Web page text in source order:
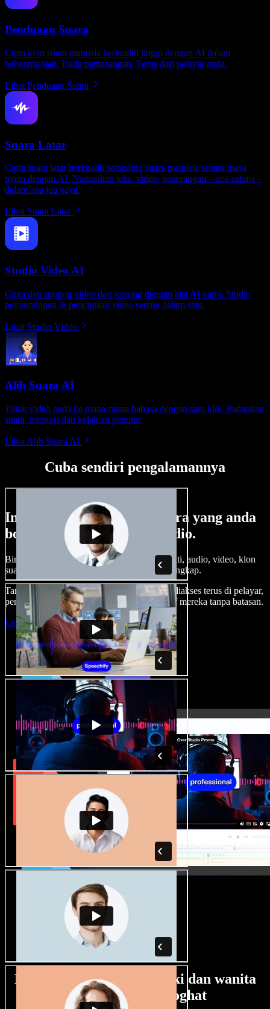
Penduaan Suara
Cipta klon suara manusia berkualiti tinggi dengan AI dalam
beberapa saat. Tiada pemasangan. Terus dari pelayar anda.
Lihat Penduaan Suara
Suara Latar
Cipta suara latar berkualiti setanding suara manusia secara masa
nyata dengan AI. Narrasikan teks, video, penerangan – apa sahaja –
dalam apa jua gaya.
Lihat Suara Latar
Studio Video AI
Cipta dan sunting video dari kosong dengan alat AI kami. Studio
penyuntingan & penciptaan video semua dalam satu.
Lihat Studio Video
Alih Suara AI
Tukar video anda ke mana-mana bahasa dengan satu klik. Padankan
suara, intonasi dan kelajuan penutur.
Lihat Alih Suara AI
Cuba sendiri pengalamannya
Ini hanya sebahagian perkara yang anda
boleh buat di Speechify Studio.
Bina suara latar, tambah imej stok tanpa royalti, audio, video, klon
suara anda, untuk projek audio video yang lengkap.
Tanpa keluk pembelajaran dan semua boleh diakses terus di pelayar,
pencipta boleh realisasikan segala idea kreatif mereka tanpa batasan.
Lancarkan Studio
Banyak pilihan suara lelaki dan wanita
dengan pelbagai loghat